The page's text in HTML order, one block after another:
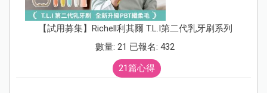
【試用募集】Richell利其爾 T.L.I第二代乳牙刷系列
數量: 21 已報名: 432
21篇心得